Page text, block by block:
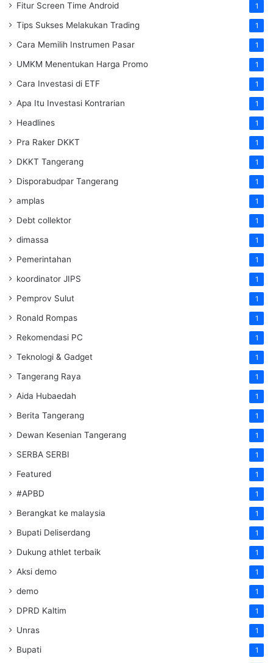
Fitur Screen Time Android 1
Tips Sukses Melakukan Trading 1
Cara Memilih Instrumen Pasar 1
UMKM Menentukan Harga Promo 1
Cara Investasi di ETF 1
Apa Itu Investasi Kontrarian 1
Headlines 1
Pra Raker DKKT 1
DKKT Tangerang 1
Disporabudpar Tangerang 1
amplas 1
Debt collektor 1
dimassa 1
Pemerintahan 1
koordinator JIPS 1
Pemprov Sulut 1
Ronald Rompas 1
Rekomendasi PC 1
Teknologi & Gadget 1
Tangerang Raya 1
Aida Hubaedah 1
Berita Tangerang 1
Dewan Kesenian Tangerang 1
SERBA SERBI 1
Featured 1
#APBD 1
Berangkat ke malaysia 1
Bupati Deliserdang 1
Dukung athlet terbaik 1
Aksi demo 1
demo 1
DPRD Kaltim 1
Unras 1
Bupati 1